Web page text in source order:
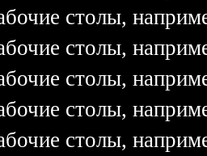
столы,
столы,
столы,
столы,
столы,